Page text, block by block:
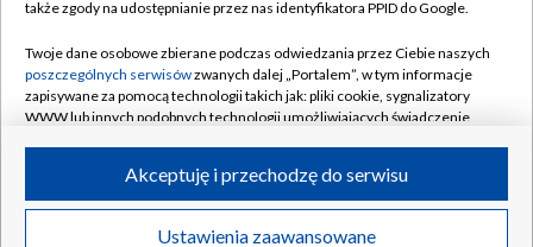
Rada Programowa
System NOS
Informacje o nadawcy
Program dla prasy
Kontakt
Kanały
©2026 Telewizja Polska S.A. w likwidacji
także zgody na udostępnianie przez nas identyfikatora PPID do Google.
Twoje dane osobowe zbierane podczas odwiedzania przez Ciebie naszych
poszczególnych serwisówzwanych dalej „Portalem”, w tym informacje
zapisywane za pomocą technologii takich jak: pliki cookie, sygnalizatory
WWW lub innych podobnych technologii umożliwiających świadczenie
ruchu w Internecie.
Twoje dane osobowe zbierane podczas odwiedzania przez Ciebie
Ustawienia zaawansowane
Akceptuję i przechodzę do serwisu